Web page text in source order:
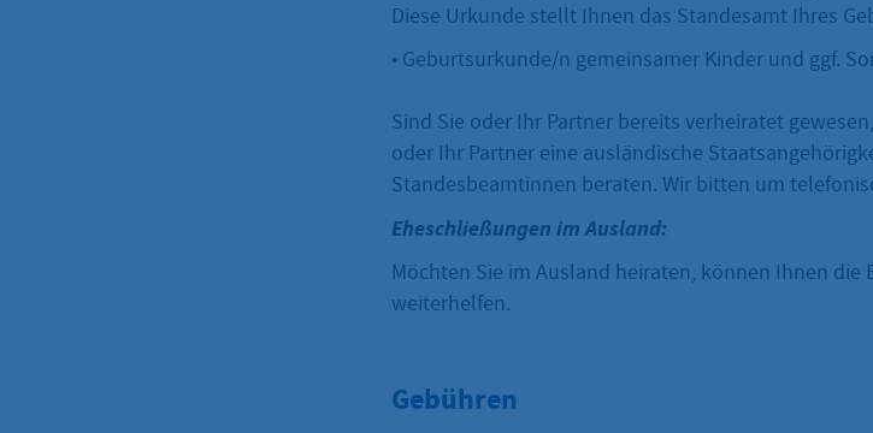
Diese Urkunde stellt Ihnen das Standesamt Ihres
• Geburtsurkunde/n gemeinsamer Kinder und ggf.
Sind Sie oder Ihr Partner bereits verheiratet
oder Ihr Partner eine ausländische
Standesbeamtinnen beraten. Wir bitten um
Eheschließungen im Ausland:
Möchten Sie im Ausland heiraten, können Ihnen
weiterhelfen.
Gebühren